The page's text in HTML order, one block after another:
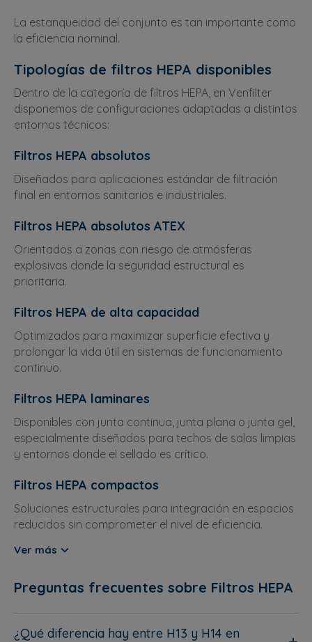
La estanqueidad del conjunto es tan importante como
la eficiencia nominal.
Tipologías de filtros HEPA disponibles
Dentro de la categoría de filtros HEPA, en Venfilter
disponemos de configuraciones adaptadas a distintos
entornos técnicos:
Filtros HEPA absolutos
Diseñados para aplicaciones estándar de filtración
final en entornos sanitarios e industriales.
Filtros HEPA absolutos ATEX
Orientados a zonas con riesgo de atmósferas
explosivas donde la seguridad estructural es
prioritaria.
Filtros HEPA de alta capacidad
Optimizados para maximizar superficie efectiva y
prolongar la vida útil en sistemas de funcionamiento
continuo.
Filtros HEPA laminares
Disponibles con junta continua, junta plana o junta gel,
especialmente diseñados para techos de salas limpias
y entornos donde el sellado es crítico.
Filtros HEPA compactos
Soluciones estructurales para integración en espacios
reducidos sin comprometer el nivel de eficiencia.
Ver más
Preguntas frecuentes sobre Filtros HEPA
¿Qué diferencia hay entre H13 y H14 en